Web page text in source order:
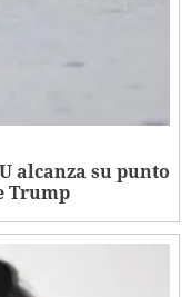
alcanza su punto
Trump